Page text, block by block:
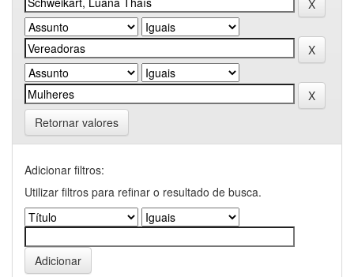
Retornar valores
Adicionar filtros:
Utilizar filtros para refinar o resultado de busca.